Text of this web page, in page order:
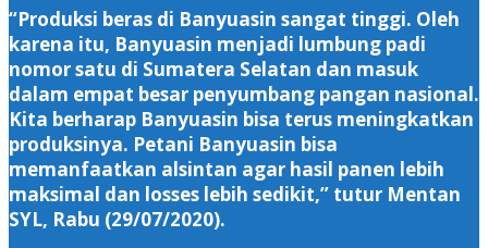
“Produksi beras di Banyuasin sangat tinggi. Oleh
karena itu, Banyuasin menjadi lumbung padi
nomor satu di Sumatera Selatan dan masuk
dalam empat besar penyumbang pangan nasional.
Kita berharap Banyuasin bisa terus meningkatkan
produksinya. Petani Banyuasin bisa
memanfaatkan alsintan agar hasil panen lebih
maksimal dan losses lebih sedikit,” tutur Mentan
SYL, Rabu (29/07/2020).